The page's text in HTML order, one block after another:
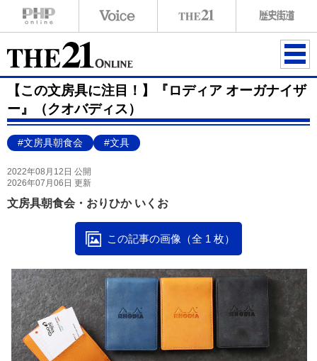
ME
NU
【この文房具に注目！】『ロディア オーガナイザ
ー』（クオバディス）
#文房具朝食会 #文具
2022年08月12日 公開
2026年07月06日 更新
文房具朝食会・おりひか いくお
この記事の画像（全 1 枚）